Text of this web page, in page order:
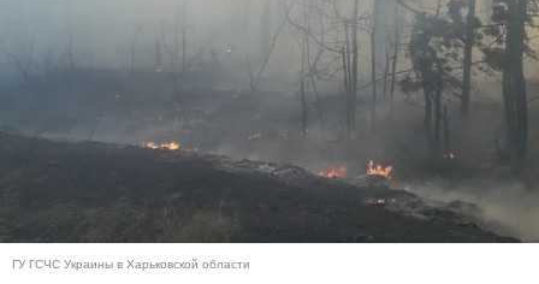
ГУ ГСЧС Украины в Харьковской области